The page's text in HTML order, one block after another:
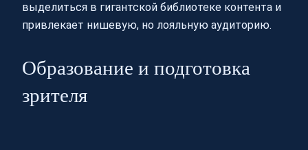
выделиться в гигантской библиотеке контента и
привлекает нишевую, но лояльную аудиторию.
Образование и подготовка
зрителя